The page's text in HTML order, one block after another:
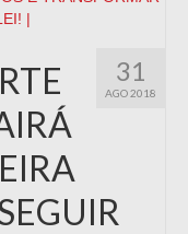
31
AGO 2018